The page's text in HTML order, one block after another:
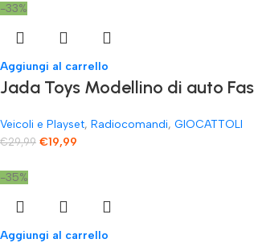
-33%
Aggiungi al carrello
Jada Toys Modellino di auto
Veicoli e Playset, Radiocomandi, GIOCATTOLI
€29,99 €19,99
-35%
Aggiungi al carrello